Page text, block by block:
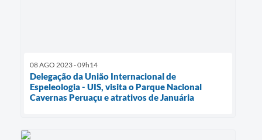
08 AGO 2023 - 09h14
Delegação da União Internacional de
Espeleologia - UIS, visita o Parque Nacional
Cavernas Peruaçu e atrativos de Januária